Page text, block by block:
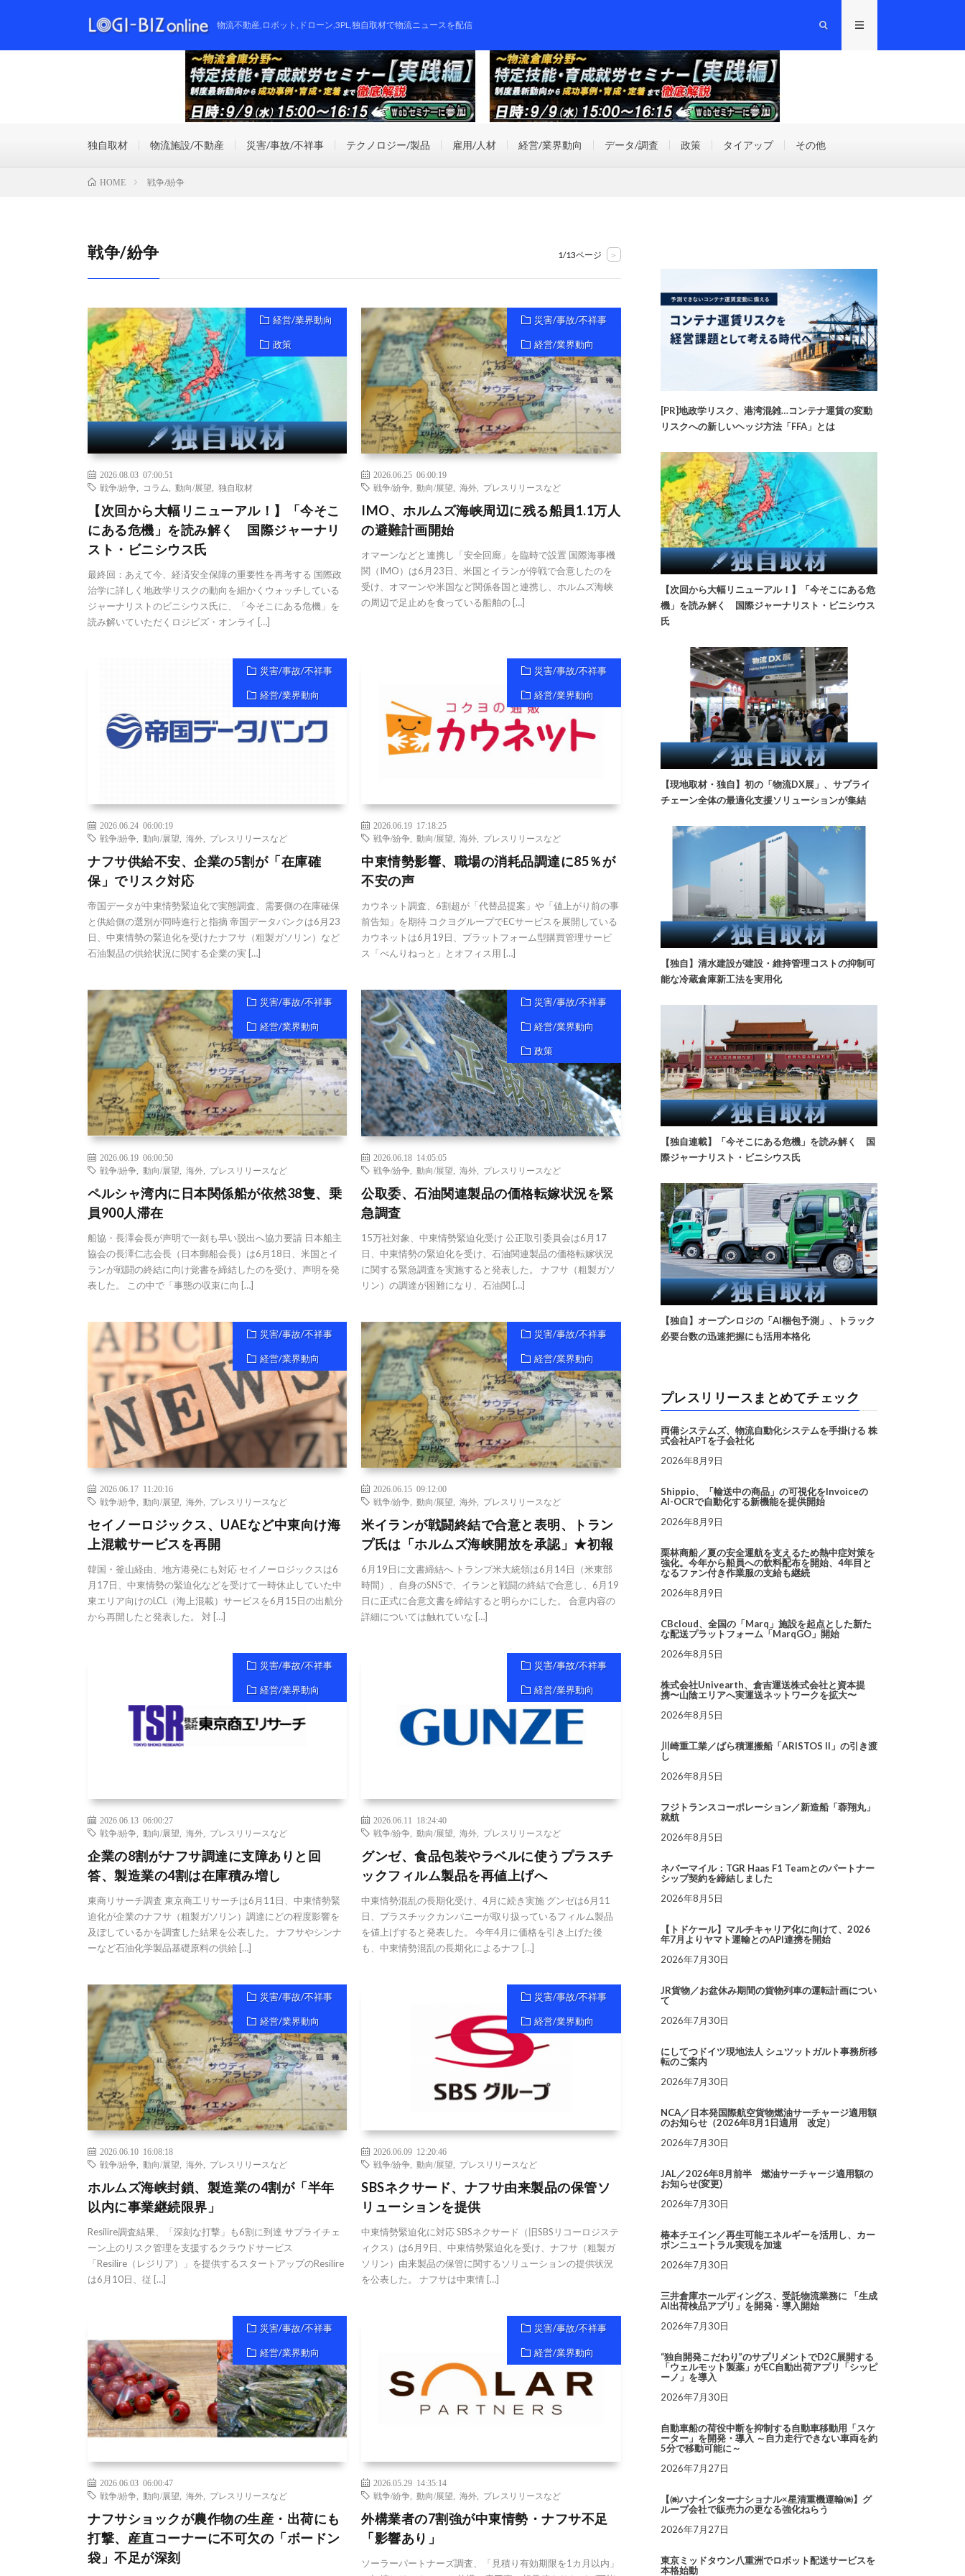
物流不動産,ロボット,ドローン,3PL,独自取材で物流ニュースを配信
独自取材 物流施設/不動産 災害/事故/不祥事 テクノロジー/製品 雇用/人材 経営/業界動向 データ/調査 政策 タイアップ その他
HOME 戦争/紛争
戦争/紛争 1/13ページ >
経営/業界動向
政策
2026.08.03 07:00:51
戦争/紛争
コラム 動向/展望 独自取材
【次回から大幅リニューアル！】「今そこ
にある危機」を読み解く 国際ジャーナリ
スト・ビニシウス氏
最終回：あえて今、経済安全保障の重要性を再考する 国際政
治学に詳しく地政学リスクの動向を細かくウォッチしている
ジャーナリストのビニシウス氏に、「今そこにある危機」を
読み解いていただくロジビズ・オンライ […]
災害/事故/不祥事
経営/業界動向
2026.06.25 06:00:19
戦争/紛争 ,動向/展望 ,海外 プレスリリースなど
IMO、ホルムズ海峡周辺に残る船員1.1万人
の避難計画開始
オマーンなどと連携し「安全回廊」を臨時で設置 国際海事機
関（IMO）は6月23日、米国とイランが停戦で合意したのを
受け、オマーンや米国など関係各国と連携し、ホルムズ海峡
の周辺で足止めを食っている船舶の […]
災害/事故/不祥事
経営/業界動向
2026.06.24 06:00:19
戦争/紛争
動向/展望 海外 プレスリリースなど
ナフサ供給不安、企業の5割が「在庫確
保」でリスク対応
帝国データが中東情勢緊迫化で実態調査、需要側の在庫確保
と供給側の選別が同時進行と指摘 帝国データバンクは6月23
日、中東情勢の緊迫化を受けたナフサ（粗製ガソリン）など
石油製品の供給状況に関する企業の実 […]
災害/事故/不祥事
経営/業界動向
2026.06.19 17:18:25
戦争/紛争 ,動向/展望 ,海外 プレスリリースなど
中東情勢影響、職場の消耗品調達に85％が
不安の声
カウネット調査、6割超が「代替品提案」や「値上がり前の事
前告知」を期待 コクヨグループでECサービスを展開している
カウネットは6月19日、プラットフォーム型購買管理サービ
ス「べんりねっと」とオフィス用 […]
災害/事故/不祥事
経営/業界動向
2026.06.19 06:00:50
戦争/紛争
動向/展望 海外 プレスリリースなど
ペルシャ湾内に日本関係船が依然38隻、乗
員900人滞在
船協・長澤会長が声明で一刻も早い脱出へ協力要請 日本船主
協会の長澤仁志会長（日本郵船会長）は6月18日、米国とイ
ランが戦闘の終結に向け覚書を締結したのを受け、声明を発
表した。 この中で「事態の収束に向 […]
災害/事故/不祥事
経営/業界動向
政策
2026.06.18 14:05:05
戦争/紛争 ,動向/展望 ,海外 プレスリリースなど
公取委、石油関連製品の価格転嫁状況を緊
急調査
15万社対象、中東情勢緊迫化受け 公正取引委員会は6月17
日、中東情勢の緊迫化を受け、石油関連製品の価格転嫁状況
に関する緊急調査を実施すると発表した。 ナフサ（粗製ガソ
リン）の調達が困難になり、石油関 […]
災害/事故/不祥事
経営/業界動向
2026.06.17 11:20:16
戦争/紛争
動向/展望 海外 プレスリリースなど
セイノーロジックス、UAEなど中東向け海
上混載サービスを再開
韓国・釜山経由、地方港発にも対応 セイノーロジックスは6
月17日、中東情勢の緊迫化などを受けて一時休止していた中
東エリア向けのLCL（海上混載）サービスを6月15日の出航分
から再開したと発表した。 対 […]
災害/事故/不祥事
経営/業界動向
2026.06.15 09:12:00
戦争/紛争 ,動向/展望 ,海外 プレスリリースなど
米イランが戦闘終結で合意と表明、トラン
プ氏は「ホルムズ海峡開放を承認」★初報
6月19日に文書締結へ トランプ米大統領は6月14日（米東部
時間）、自身のSNSで、イランと戦闘の終結で合意し、6月19
日に正式に合意文書を締結すると明らかにした。 合意内容の
詳細については触れていな […]
災害/事故/不祥事
経営/業界動向
2026.06.13 06:00:27
戦争/紛争
動向/展望 海外 プレスリリースなど
企業の8割がナフサ調達に支障ありと回
答、製造業の4割は在庫積み増し
東商リサーチ調査 東京商工リサーチは6月11日、中東情勢緊
迫化が企業のナフサ（粗製ガソリン）調達にどの程度影響を
及ぼしているかを調査した結果を公表した。 ナフサやシンナ
ーなど石油化学製品基礎原料の供給 […]
災害/事故/不祥事
経営/業界動向
2026.06.11 18:24:40
戦争/紛争 ,動向/展望 ,海外 プレスリリースなど
グンゼ、食品包装やラベルに使うプラスチ
ックフィルム製品を再値上げへ
中東情勢混乱の長期化受け、4月に続き実施 グンゼは6月11
日、プラスチックカンパニーが取り扱っているフィルム製品
を値上げすると発表した。 今年4月に価格を引き上げた後
も、中東情勢混乱の長期化によるナフ […]
災害/事故/不祥事
経営/業界動向
2026.06.10 16:08:18
戦争/紛争
動向/展望 海外 プレスリリースなど
ホルムズ海峡封鎖、製造業の4割が「半年
以内に事業継続限界」
Resilire調査結果、「深刻な打撃」も6割に到達 サプライチェ
ーン上のリスク管理を支援するクラウドサービス
「Resilire（レジリア）」を提供するスタートアップのResilire
は6月10日、従 […]
災害/事故/不祥事
経営/業界動向
2026.06.09 12:20:46
戦争/紛争 ,動向/展望 プレスリリースなど
SBSネクサード、ナフサ由来製品の保管ソ
リューションを提供
中東情勢緊迫化に対応 SBSネクサード（旧SBSリコーロジステ
ィクス）は6月9日、中東情勢緊迫化を受け、ナフサ（粗製ガ
ソリン）由来製品の保管に関するソリューションの提供状況
を公表した。 ナフサは中東情 […]
災害/事故/不祥事
経営/業界動向
2026.06.03 06:00:47
戦争/紛争
動向/展望 海外 プレスリリースなど
ナフサショックが農作物の⽣産・出荷にも
打撃、産直コーナーに不可欠の「ボードン
袋」不⾜が深刻
災害/事故/不祥事
経営/業界動向
2026.05.29 14:35:14
戦争/紛争 ,動向/展望 ,海外 プレスリリースなど
外構業者の7割強が中東情勢・ナフサ不足
「影響あり」
ソーラーパートナーズ調査、「見積り有効期限を1カ月以内」
[PR]地政学リスク、港湾混雑…コンテナ運賃の変動
リスクへの新しいヘッジ方法「FFA」とは
【次回から大幅リニューアル！】「今そこにある危
機」を読み解く 国際ジャーナリスト・ビニシウス
氏
【現地取材・独自】初の「物流DX展」、サプライ
チェーン全体の最適化支援ソリューションが集結
【独自】清水建設が建設・維持管理コストの抑制可
能な冷蔵倉庫新工法を実用化
【独自連載】「今そこにある危機」を読み解く 国
際ジャーナリスト・ビニシウス氏
【独自】オープンロジの「AI梱包予測」、トラック
必要台数の迅速把握にも活用本格化
プレスリリースまとめてチェック
両備システムズ、物流自動化システムを手掛ける 株
式会社APTを子会社化
2026年8月9日
Shippio、「輸送中の商品」の可視化をInvoiceの
AI-OCRで自動化する新機能を提供開始
2026年8月9日
栗林商船／夏の安全運航を支えるため熱中症対策を
強化。今年から船員への飲料配布を開始、4年目と
なるファン付き作業服の支給も継続
2026年8月9日
CBcloud、全国の「Marq」施設を起点とした新た
な配送プラットフォーム「MarqGO」開始
2026年8月5日
株式会社Univearth、倉吉運送株式会社と資本提
携〜山陰エリアへ実運送ネットワークを拡大〜
2026年8月5日
川崎重工業／ばら積運搬船「ARISTOS II」の引き渡
し
2026年8月5日
フジトランスコーポレーション／新造船「蓉翔丸」
就航
2026年8月5日
ネバーマイル：TGR Haas F1 Teamとのパートナー
シップ契約を締結しました
2026年8月5日
【トドケール】マルチキャリア化に向けて、2026
年7月よりヤマト運輸とのAPI連携を開始
2026年7月30日
JR貨物／お盆休み期間の貨物列車の運転計画につい
て
2026年7月30日
にしてつドイツ現地法人 シュツットガルト事務所移
転のご案内
2026年7月30日
NCA／日本発国際航空貨物燃油サーチャージ適用額
のお知らせ（2026年8月1日適用 改定）
2026年7月30日
JAL／2026年8月前半 燃油サーチャージ適用額の
お知らせ(変更)
2026年7月30日
椿本チエイン／再生可能エネルギーを活用し、カー
ボンニュートラル実現を加速
2026年7月30日
三井倉庫ホールディングス、受託物流業務に 「生成
AI出荷検品アプリ」を開発・導入開始
2026年7月30日
“独自開発こだわり”のサプリメントでD2C展開する
「ウェルモット製薬」がEC自動出荷アプリ「シッピ
ーノ」を導入
2026年7月30日
自動車船の荷役中断を抑制する自動車移動用「スケ
ーター」を開発・導入 ～自力走行できない車両を約
5分で移動可能に～
2026年7月27日
【㈱ハナインターナショナル×星清重機運輸㈱】グ
ループ会社で販売力の更なる強化ねらう
2026年7月27日
東京ミッドタウン八重洲でロボット配送サービスを
本格始動